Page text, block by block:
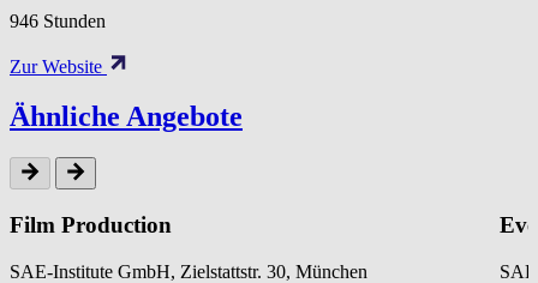
946 Stunden
Zur Website
Ähnliche Angebote
Film Production
SAE-Institute GmbH, Zielstattstr. 30, München